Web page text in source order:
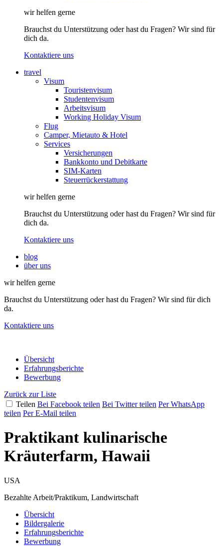
wir helfen gerne
Brauchst du Unterstützung oder hast du Fragen? Wir sind für
dich da.
Kontaktiere uns
travel
Visum
Touristenvisum
Studentenvisum
Arbeitsvisum
Working Holiday Visum
Flug
Camper, Mietauto & Hotel
Services
Versicherungen
Bankkonto und Debitkarte
SIM-Karten
Steuerrückerstattung
wir helfen gerne
Brauchst du Unterstützung oder hast du Fragen? Wir sind für
dich da.
Kontaktiere uns
blog
über uns
wir helfen gerne
Brauchst du Unterstützung oder hast du Fragen? Wir sind für dich
da.
Kontaktiere uns
Übersicht
Erfahrungsberichte
Bewerbung
Zurück zur Liste
Teilen Bei Facebook teilen Bei Twitter teilen Per WhatsApp
teilen Per E-Mail teilen
Praktikant kulinarische
Kräuterfarm, Hawaii
USA
Bezahlte Arbeit/Praktikum, Landwirtschaft
Übersicht
Bildergalerie
Erfahrungsberichte
Bewerbung